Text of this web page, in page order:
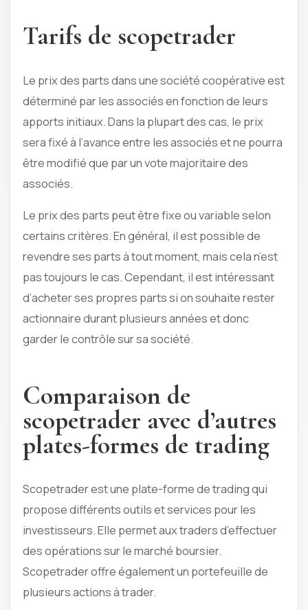
Tarifs de scopetrader
Le prix des parts dans une société coopérative est
déterminé par les associés en fonction de leurs
apports initiaux. Dans la plupart des cas, le prix
sera fixé à l’avance entre les associés et ne pourra
être modifié que par un vote majoritaire des
associés.
Le prix des parts peut être fixe ou variable selon
certains critères. En général, il est possible de
revendre ses parts à tout moment, mais cela n’est
pas toujours le cas. Cependant, il est intéressant
d’acheter ses propres parts si on souhaite rester
actionnaire durant plusieurs années et donc
garder le contrôle sur sa société.
Comparaison de
scopetrader avec d’autres
plates-formes de trading
Scopetrader est une plate-forme de trading qui
propose différents outils et services pour les
investisseurs. Elle permet aux traders d’effectuer
des opérations sur le marché boursier.
Scopetrader offre également un portefeuille de
plusieurs actions à trader.